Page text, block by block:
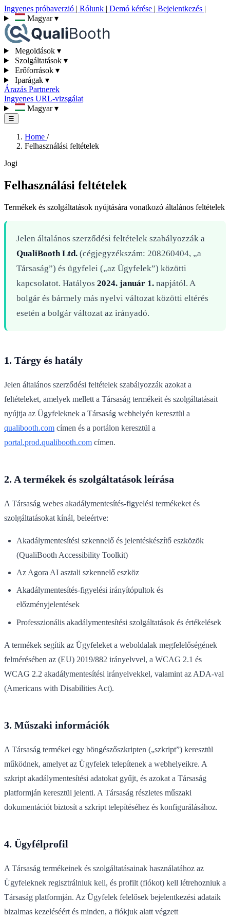
Ingyenes próbaverzió | Rólunk | Demó kérése | Bejelentkezés |
Magyar▾
Megoldások ▾
Szolgáltatások ▾
Erőforrások ▾
Iparágak ▾
Árazás Partnerek
Ingyenes URL-vizsgálat
Magyar▾
☰
Home /
Felhasználási feltételek
Jogi
Felhasználási feltételek
Termékek és szolgáltatások nyújtására vonatkozó általános feltételek
Jelen általános szerződési feltételek szabályozzák a
QualiBooth Ltd. (cégjegyzékszám: 208260404, „a
Társaság”) és ügyfelei („az Ügyfelek”) közötti
kapcsolatot. Hatályos 2024. január 1. napjától. A
bolgár és bármely más nyelvi változat közötti eltérés
esetén a bolgár változat az irányadó.
1. Tárgy és hatály
Jelen általános szerződési feltételek szabályozzák azokat a
feltételeket, amelyek mellett a Társaság termékeit és szolgáltatásait
nyújtja az Ügyfeleknek a Társaság webhelyén keresztül a
qualibooth.com címen és a portálon keresztül a
portal.prod.qualibooth.com címen.
2. A termékek és szolgáltatások leírása
A Társaság webes akadálymentesítés-figyelési termékeket és
szolgáltatásokat kínál, beleértve:
Akadálymentesítési szkennelő és jelentéskészítő eszközök
(QualiBooth Accessibility Toolkit)
Az Agora AI asztali szkennelő eszköz
Akadálymentesítés-figyelési irányítópultok és
előzményjelentések
Professzionális akadálymentesítési szolgáltatások és értékelések
A termékek segítik az Ügyfeleket a weboldalak megfelelőségének
felmérésében az (EU) 2019/882 irányelvvel, a WCAG 2.1 és
WCAG 2.2 akadálymentesítési irányelvekkel, valamint az ADA-val
(Americans with Disabilities Act).
3. Műszaki információk
A Társaság termékei egy böngészőszkripten („szkript”) keresztül
működnek, amelyet az Ügyfelek telepítenek a webhelyeikre. A
szkript akadálymentesítési adatokat gyűjt, és azokat a Társaság
platformján keresztül jelenti. A Társaság részletes műszaki
dokumentációt biztosít a szkript telepítéséhez és konfigurálásához.
4. Ügyfélprofil
A Társaság termékeinek és szolgáltatásainak használatához az
Ügyfeleknek regisztrálniuk kell, és profilt (fiókot) kell létrehozniuk a
Társaság platformján. Az Ügyfelek felelősek bejelentkezési adataik
bizalmas kezeléséért és minden, a fiókjuk alatt végzett